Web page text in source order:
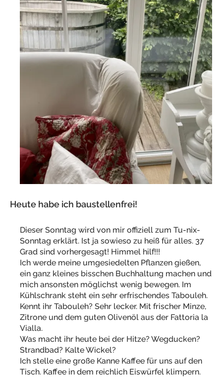
Heute habe ich baustellenfrei!
Dieser Sonntag wird von mir offiziell zum Tu-nix-
Sonntag erklärt. Ist ja sowieso zu heiß für alles. 37
Grad sind vorhergesagt! Himmel hilf!!!
Ich werde meine umgesiedelten Pflanzen gießen,
ein ganz kleines bisschen Buchhaltung machen und
mich ansonsten möglichst wenig bewegen. Im
Kühlschrank steht ein sehr erfrischendes Tabouleh.
Kennt ihr Tabouleh? Sehr lecker. Mit frischer Minze,
Zitrone und dem guten Olivenöl aus der Fattoria la
Vialla.
Was macht ihr heute bei der Hitze? Wegducken?
Strandbad? Kalte Wickel?
Ich stelle eine große Kanne Kaffee für uns auf den
Tisch. Kaffee in dem reichlich Eiswürfel klimpern.